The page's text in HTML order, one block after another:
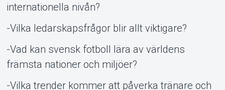
internationella nivån?
-Vilka ledarskapsfrågor blir allt viktigare?
-Vad kan svensk fotboll lära av världens
främsta nationer och miljöer?
-Vilka trender kommer att påverka tränare och